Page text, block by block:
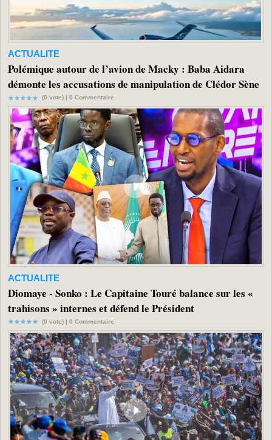
ACTUALITE
Polémique autour de l’avion de Macky : Baba Aidara
démonte les accusations de manipulation de Clédor Sène
(0 vote) | 0 Commentaire
ACTUALITE
Diomaye - Sonko : Le Capitaine Touré balance sur les «
trahisons » internes et défend le Président
(0 vote) | 0 Commentaire